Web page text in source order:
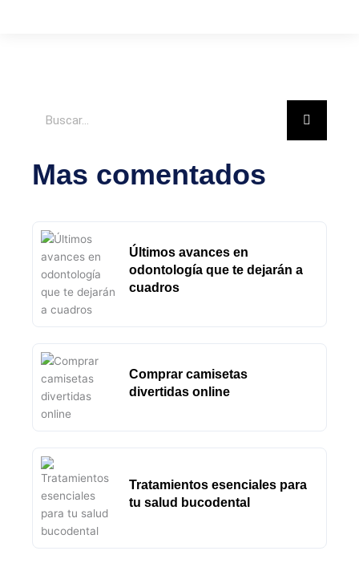
Mas comentados
Últimos avances en
odontología que te dejarán a
cuadros
Comprar camisetas
divertidas online
Tratamientos esenciales para
tu salud bucodental